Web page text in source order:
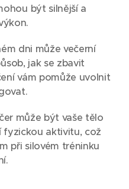
být silnější a
dni může večerní
jak se zbavit
vám pomůže uvolnit
může být vaše tělo
fyzickou aktivitu, což
při silovém tréninku